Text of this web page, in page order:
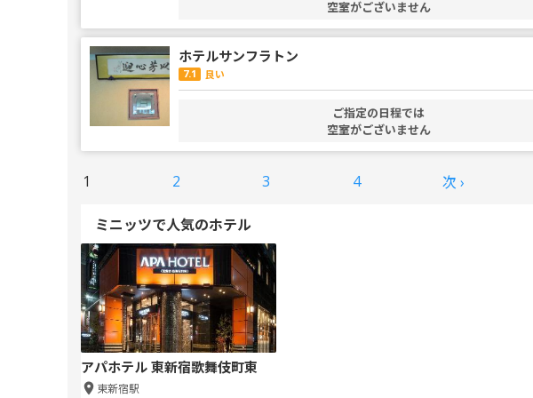
空室がございません
ホテルサンフラトン
7.1 良い
ご指定の日程では
空室がございません
1 2 3 4 次 ›
ミニッツで人気のホテル
アパホテル 東新宿歌舞伎町東
東新宿駅